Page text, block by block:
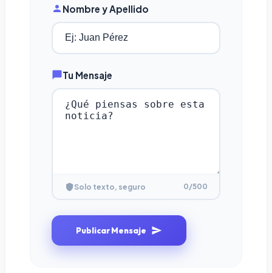
Nombre y Apellido
Tu Mensaje
Solo texto, seguro 0/500
Publicar Mensaje